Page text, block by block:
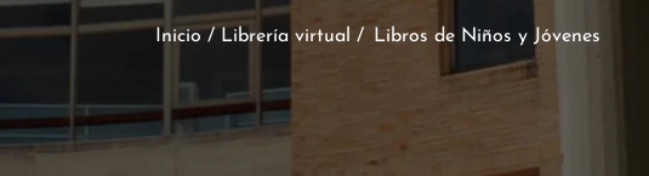
Inicio / Librería virtual / Libros de Niños y Jóvenes